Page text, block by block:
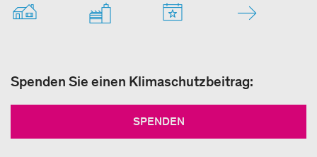
Spenden Sie einen Klimaschutzbeitrag:
SPENDEN